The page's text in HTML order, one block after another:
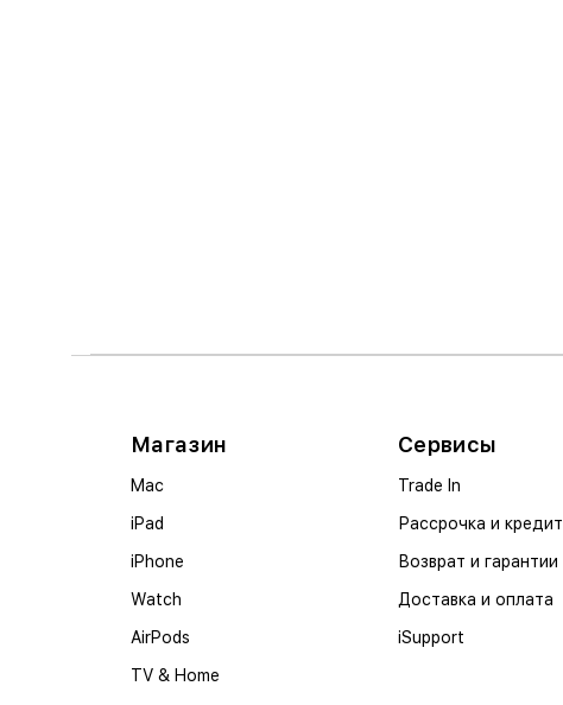
Магазин
Mac
iPad
iPhone
Watch
AirPods
TV & Home
Сервисы
Trade In
Рассрочка и кредит
Возврат и гарантии
Доставка и оплата
iSupport